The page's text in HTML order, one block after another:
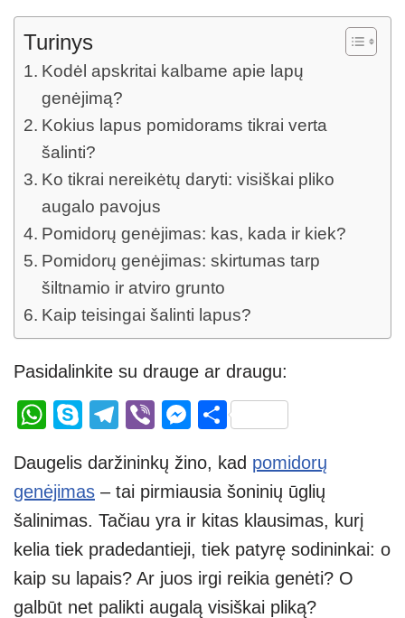
Turinys
Kodėl apskritai kalbame apie lapų
genėjimą?
Kokius lapus pomidorams tikrai verta
šalinti?
Ko tikrai nereikėtų daryti: visiškai pliko
augalo pavojus
Pomidorų genėjimas: kas, kada ir kiek?
Pomidorų genėjimas: skirtumas tarp
šiltnamio ir atviro grunto
Kaip teisingai šalinti lapus?
Pasidalinkite su drauge ar draugu:
W
at
s
A
p
p
S
p
e
T
e
gr
a
m
Vi
er
M
ss
e
n
g
er
S
ar
e
Daugelis daržininkų žino, kad pomidorų
genėjimas – tai pirmiausia šoninių ūglių
šalinimas. Tačiau yra ir kitas klausimas, kurį
kelia tiek pradedantieji, tiek patyrę sodininkai: o
kaip su lapais? Ar juos irgi reikia genėti? O
galbūt net palikti augalą visiškai pliką?